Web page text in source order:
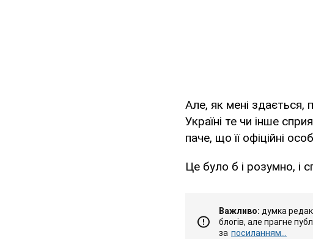
Але, як мені здається,
Україні те чи інше
паче, що її офіційні
Це було б і розумно, і
Важливо: думка
блогів, але прагне
за посиланням...